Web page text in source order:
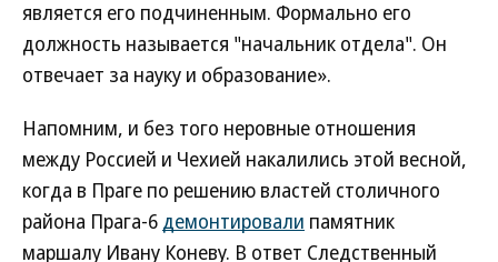
является его подчиненным. Формально его
должность называется "начальник отдела". Он
отвечает за науку и образование».
Напомним, и без того неровные отношения
между Россией и Чехией накалились этой весной,
когда в Праге по решению властей столичного
района Прага-6 демонтировали памятник
маршалу Ивану Коневу. В ответ Следственный